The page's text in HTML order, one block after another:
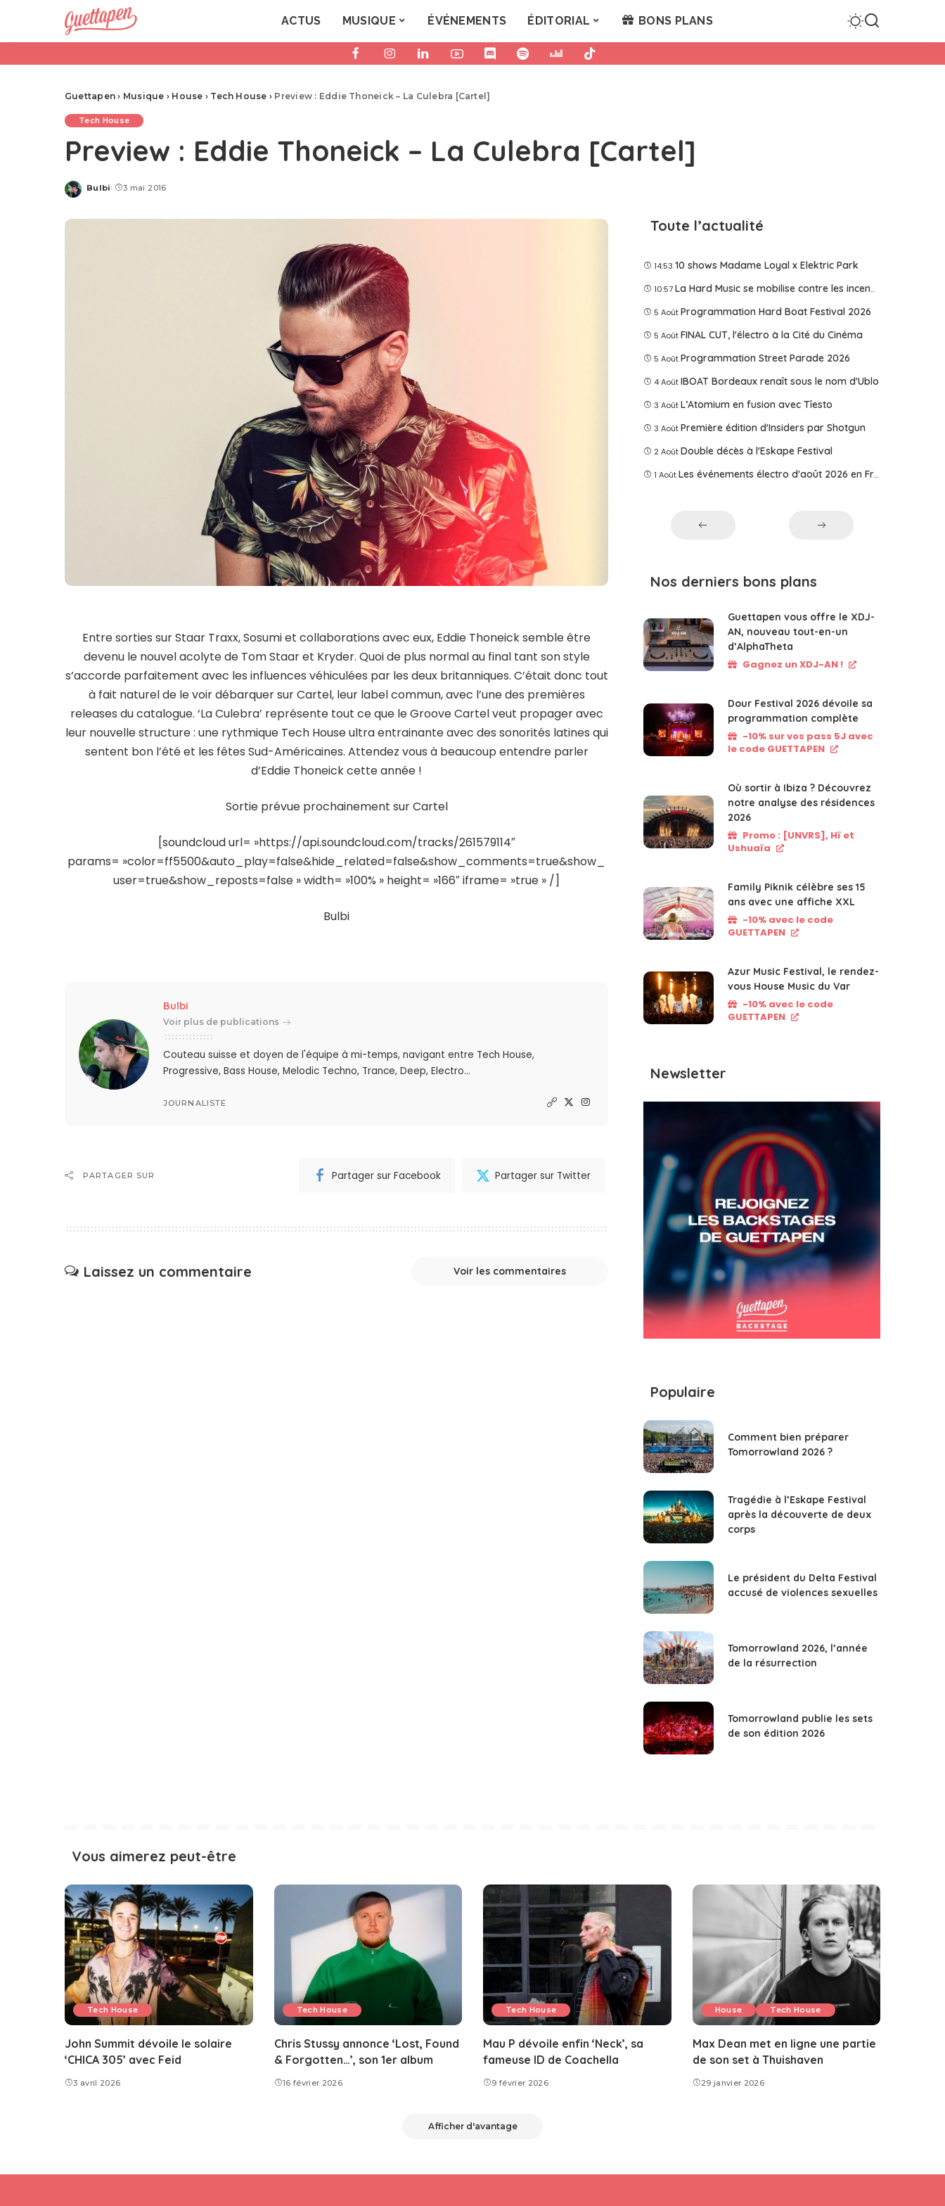
ACTUS MUSIQUE ÉVÉNEMENTS ÉDITORIAL BONS PLANS
Guettapen › Musique › House › Tech House › Preview : Eddie Thoneick – La Culebra [Cartel]
Tech House
Preview : Eddie Thoneick – La Culebra [Cartel]
Posted
Bulbi 3 mai 2016
Entre sorties sur Staar Traxx, Sosumi et collaborations avec eux, Eddie Thoneick semble être
devenu le nouvel acolyte de Tom Staar et Kryder. Quoi de plus normal au final tant son style
s’accorde parfaitement avec les influences véhiculées par les deux britanniques. C’était donc tout
à fait naturel de le voir débarquer sur Cartel, leur label commun, avec l’une des premières
releases du catalogue. ‘La Culebra’ représente tout ce que le Groove Cartel veut propager avec
leur nouvelle structure : une rythmique Tech House ultra entrainante avec des sonorités latines qui
sentent bon l’été et les fêtes Sud-Américaines. Attendez vous à beaucoup entendre parler
d’Eddie Thoneick cette année !
Sortie prévue prochainement sur Cartel
[soundcloud url= »https://api.soundcloud.com/tracks/261579114″
params= »color=ff5500&auto_play=false&hide_related=false&show_comments=true&show_
user=true&show_reposts=false » width= »100% » height= »166″ iframe= »true » /]
Bulbi
Bulbi
Voir plus de publications
Couteau suisse et doyen de l'équipe à mi-temps, navigant entre Tech House,
Progressive, Bass House, Melodic Techno, Trance, Deep, Electro...
JOURNALISTE
PARTAGER SUR Partager sur Facebook Partager sur Twitter
Laissez un commentaire Voir les commentaires
Toute l’actualité
14:53 10 shows Madame Loyal x Elektric Park
10:57 La Hard Music se mobilise contre les incendies
5 Août Programmation Hard Boat Festival 2026
5 Août FINAL CUT, l'électro à la Cité du Cinéma
5 Août Programmation Street Parade 2026
4 Août IBOAT Bordeaux renaît sous le nom d'Ublo
3 Août L’Atomium en fusion avec Tîesto
3 Août Première édition d'Insiders par Shotgun
2 Août Double décès à l'Eskape Festival
1 Août Les événements électro d'août 2026 en France
Nos derniers bons plans
Guettapen vous offre le XDJ-
AN, nouveau tout-en-un
d’AlphaTheta
Gagnez un XDJ-AN !
Dour Festival 2026 dévoile sa
programmation complète
-10% sur vos pass 5J avec
le code GUETTAPEN
Où sortir à Ibiza ? Découvrez
notre analyse des résidences
2026
Promo : [UNVRS], Hï et
Ushuaïa
Family Piknik célèbre ses 15
ans avec une affiche XXL
-10% avec le code
GUETTAPEN
Azur Music Festival, le rendez-
vous House Music du Var
-10% avec le code
GUETTAPEN
Newsletter
Populaire
Comment bien préparer
Tomorrowland 2026 ?
Tragédie à l’Eskape Festival
après la découverte de deux
corps
Le président du Delta Festival
accusé de violences sexuelles
Tomorrowland 2026, l’année
de la résurrection
Tomorrowland publie les sets
de son édition 2026
Vous aimerez peut-être
Tech House
John Summit dévoile le solaire
‘CHICA 305’ avec Feid
3 avril 2026
Tech House
Chris Stussy annonce ‘Lost, Found
& Forgotten…’, son 1er album
16 février 2026
Tech House
Mau P dévoile enfin ‘Neck’, sa
fameuse ID de Coachella
9 février 2026
House Tech House
Max Dean met en ligne une partie
de son set à Thuishaven
29 janvier 2026
Afficher d'avantage